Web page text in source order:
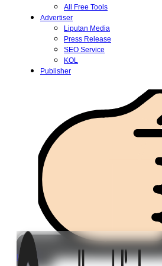
All Free Tools
Advertiser
Liputan Media
Press Release
SEO Service
KOL
Publisher
Login